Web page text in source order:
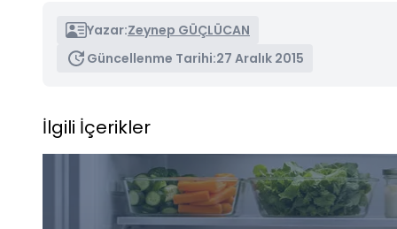
Yazar:Zeynep GÜÇLÜCAN
Güncellenme Tarihi:27 Aralık 2015
İlgili İçerikler